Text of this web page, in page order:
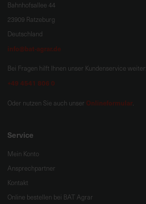
Bahnhofsallee 44
23909 Ratzeburg
Deutschland
info@bat-agrar.de
Bei Fragen hilft Ihnen unser Kundenservice weiter:
+49 4541 806 0
Oder nutzen Sie auch unser Onlineformular.
Service
Mein Konto
Ansprechpartner
Kontakt
Online bestellen bei BAT Agrar